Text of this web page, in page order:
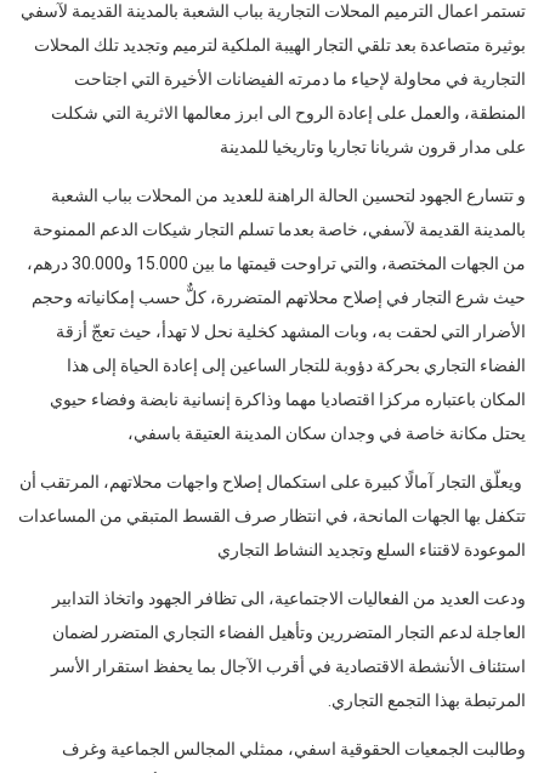
تستمر اعمال الترميم المحلات التجارية بباب الشعبة بالمدينة القديمة لآسفي
بوثيرة متصاعدة بعد تلقي التجار الهيبة الملكية لترميم وتجديد تلك المحلات
التجارية في محاولة لإحياء ما دمرته الفيضانات الأخيرة التي اجتاحت
المنطقة، والعمل على إعادة الروح الى ابرز معالمها الاثرية التي شكلت
على مدار قرون شريانا تجاريا وتاريخيا للمدينة
و تتسارع الجهود لتحسين الحالة الراهنة للعديد من المحلات بباب الشعبة
بالمدينة القديمة لآسفي، خاصة بعدما تسلم التجار شيكات الدعم الممنوحة
من الجهات المختصة، والتي تراوحت قيمتها ما بين 15.000 و30.000 درهم،
حيث شرع التجار في إصلاح محلاتهم المتضررة، كلٌّ حسب إمكانياته وحجم
الأضرار التي لحقت به، وبات المشهد كخلية نحل لا تهدأ، حيث تعجّ أزقة
الفضاء التجاري بحركة دؤوبة للتجار الساعين إلى إعادة الحياة إلى هذا
المكان باعتباره مركزا اقتصاديا مهما وذاكرة إنسانية نابضة وفضاء حيوي
يحتل مكانة خاصة في وجدان سكان المدينة العتيقة باسفي،
ويعلّق التجار آمالًا كبيرة على استكمال إصلاح واجهات محلاتهم، المرتقب أن
تتكفل بها الجهات المانحة، في انتظار صرف القسط المتبقي من المساعدات
الموعودة لاقتناء السلع وتجديد النشاط التجاري
ودعت العديد من الفعاليات الاجتماعية، الى تظافر الجهود واتخاذ التدابير
العاجلة لدعم التجار المتضررين وتأهيل الفضاء التجاري المتضرر لضمان
استئناف الأنشطة الاقتصادية في أقرب الآجال بما يحفظ استقرار الأسر
المرتبطة بهذا التجمع التجاري.
وطالبت الجمعيات الحقوقية اسفي، ممثلي المجالس الجماعية وغرف